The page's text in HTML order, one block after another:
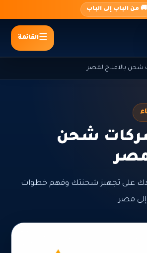
🚚 من الباب إلى الباب
القائمة
شحن بالافلاج لمصر
شحن
على تجهيز شحنتك وفهم خطوات
مصر.